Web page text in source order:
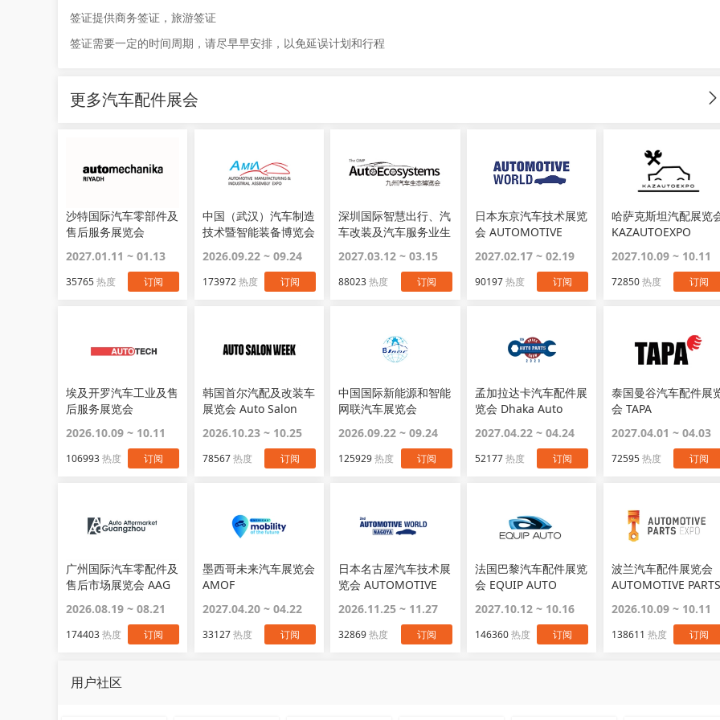
签证提供商务签证，旅游签证
签证需要一定的时间周期，请尽早早安排，以免延误计划和行程
更多汽车配件展会
沙特国际汽车零部件及
售后服务展览会
Riyadh
2027.01.11 ~ 01.13
35765热度 订阅
中国（武汉）汽车制造
技术暨智能装备博览会
2026.09.22 ~ 09.24
173972热度 订阅
深圳国际智慧出行、汽
车改装及汽车服务业生
ECOSYSTEMS
2027.03.12 ~ 03.15
88023热度 订阅
日本东京汽车技术展览
会 AUTOMOTIVE
2027.02.17 ~ 02.19
90197热度 订阅
哈萨克斯坦汽配展览
KAZAUTOEXPO
2027.10.09 ~ 10.11
72850热度 订阅
埃及开罗汽车工业及售
后服务展览会
2026.10.09 ~ 10.11
106993热度 订阅
韩国首尔汽配及改装车
展览会 Auto Salon
2026.10.23 ~ 10.25
78567热度 订阅
中国国际新能源和智能
网联汽车展览会
2026.09.22 ~ 09.24
125929热度 订阅
孟加拉达卡汽车配件展
览会 Dhaka Auto
2027.04.22 ~ 04.24
52177热度 订阅
泰国曼谷汽车配件展
会 TAPA
2027.04.01 ~ 04.03
72595热度 订阅
广州国际汽车零配件及
售后市场展览会 AAG
2026.08.19 ~ 08.21
174403热度 订阅
墨西哥未来汽车展览会
AMOF
2027.04.20 ~ 04.22
33127热度 订阅
日本名古屋汽车技术展
览会 AUTOMOTIVE
2026.11.25 ~ 11.27
32869热度 订阅
法国巴黎汽车配件展览
会 EQUIP AUTO
2027.10.12 ~ 10.16
146360热度 订阅
波兰汽车配件展览会
AUTOMOTIVE PARTS
2026.10.09 ~ 10.11
138611 热度 订阅
用户社区